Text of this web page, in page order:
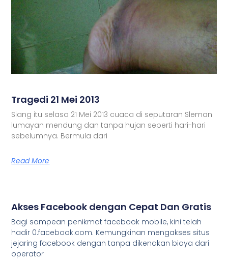
Tragedi 21 Mei 2013
Siang itu selasa 21 Mei 2013 cuaca di seputaran Sleman
lumayan mendung dan tanpa hujan seperti hari-hari
sebelumnya. Bermula dari
Read More
Akses Facebook dengan Cepat Dan Gratis
Bagi sampean penikmat facebook mobile, kini telah
hadir 0.facebook.com. Kemungkinan mengakses situs
jejaring facebook dengan tanpa dikenakan biaya dari
operator